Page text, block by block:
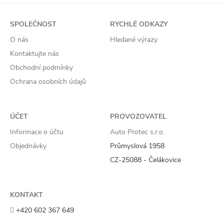
SPOLEČNOST
O nás
Kontaktujte nás
Obchodní podmínky
Ochrana osobních údajů
RYCHLÉ ODKAZY
Hledané výrazy
ÚČET
Informace o účtu
Objednávky
PROVOZOVATEL
Auto Protec s.r.o.
Průmyslová 1958
CZ-25088 - Čelákovice
KONTAKT
+420 602 367 649